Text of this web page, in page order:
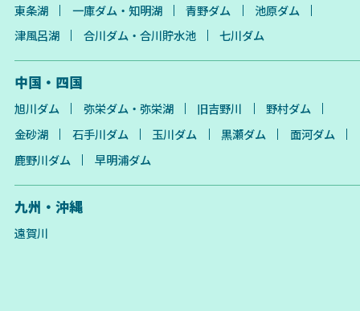
東条湖
一庫ダム・知明湖 青野ダム
池原ダム
津風呂湖
合川ダム・合川貯水池 七川ダム
中国・四国
旭川ダム 弥栄ダム・弥栄湖 旧吉野川
野村ダム
金砂湖
石手川ダム 玉川ダム 黒瀬ダム
面河ダム
鹿野川ダム
早明浦ダム
九州・沖縄
遠賀川